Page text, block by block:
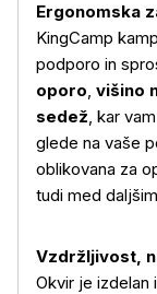
Ergonomska
KingCamp
podporo in
oporo, višino
sedež, kar
glede na vaše
oblikovana za
tudi med
Vzdržljivost,
Okvir je izdelan